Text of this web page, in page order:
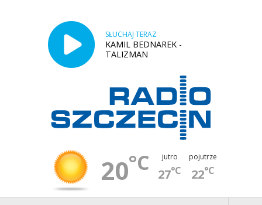
SŁUCHAJ TERAZ
KAMIL BEDNAREK -
TALIZMAN
20°C jutro
27°C
pojutrze
22°C